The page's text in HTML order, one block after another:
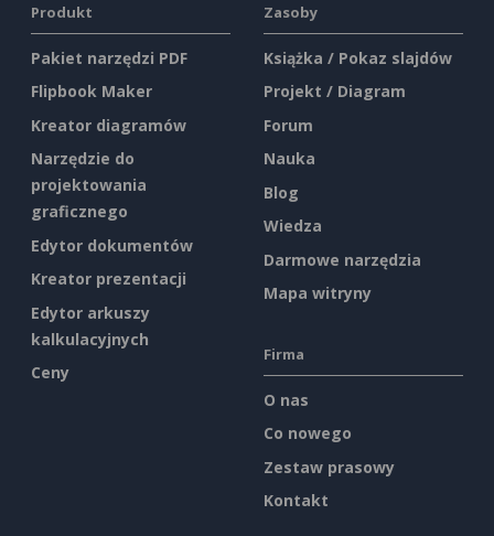
Produkt
Pakiet narzędzi PDF
Flipbook Maker
Kreator diagramów
Narzędzie do
projektowania
graficznego
Edytor dokumentów
Kreator prezentacji
Edytor arkuszy
kalkulacyjnych
Ceny
Zasoby
Książka / Pokaz slajdów
Projekt / Diagram
Forum
Nauka
Blog
Wiedza
Darmowe narzędzia
Mapa witryny
Firma
O nas
Co nowego
Zestaw prasowy
Kontakt